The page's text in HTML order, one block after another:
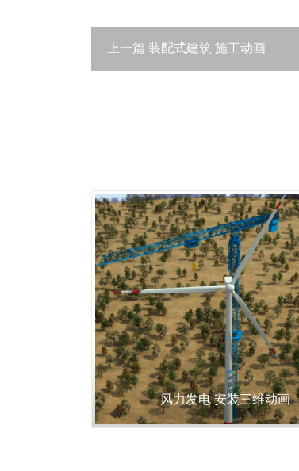
上一篇 装配式建筑 施工动画
风力发电 安装三维动画